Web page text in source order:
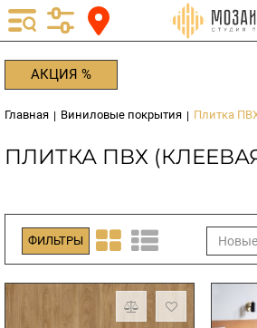
АКЦИЯ %
Главная | Виниловые покрытия | Плитка
ПЛИТКА ПВХ
ФИЛЬТРЫ